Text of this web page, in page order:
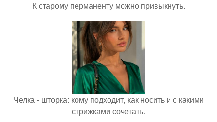
К старому перманенту можно привыкнуть.
Челка - шторка: кому подходит, как носить и с какими
стрижками сочетать.